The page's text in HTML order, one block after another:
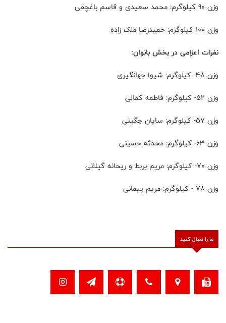
وزن 90 کیلوگرم: محمد سعیدی و قاسم باغچقی
وزن 100 کیلوگرم: حمیدرضا ملک زاده
نفرات اعزامی در بخش بانوان:
وزن 48- کیلوگرم: شیوا جهانگیری
وزن 52- کیلوگرم: فاطمه کمالی
وزن 57- کیلوگرم: سایان چگینی
وزن 63- کیلوگرم: محدثه حسینی
وزن 70- کیلوگرم: مریم بربط و ریحانه گیلانی
وزن 78 - کیلوگرم: مریم پیمانی
ما را دنبال کنید